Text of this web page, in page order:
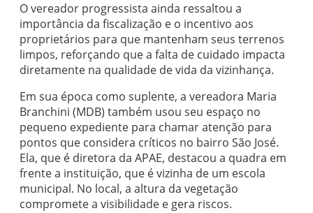
O vereador progressista ainda ressaltou a
importância da fiscalização e o incentivo aos
proprietários para que mantenham seus terrenos
limpos, reforçando que a falta de cuidado impacta
diretamente na qualidade de vida da vizinhança.
Em sua época como suplente, a vereadora Maria
Branchini (MDB) também usou seu espaço no
pequeno expediente para chamar atenção para
pontos que considera críticos no bairro São José.
Ela, que é diretora da APAE, destacou a quadra em
frente a instituição, que é vizinha de um escola
municipal. No local, a altura da vegetação
compromete a visibilidade e gera riscos.